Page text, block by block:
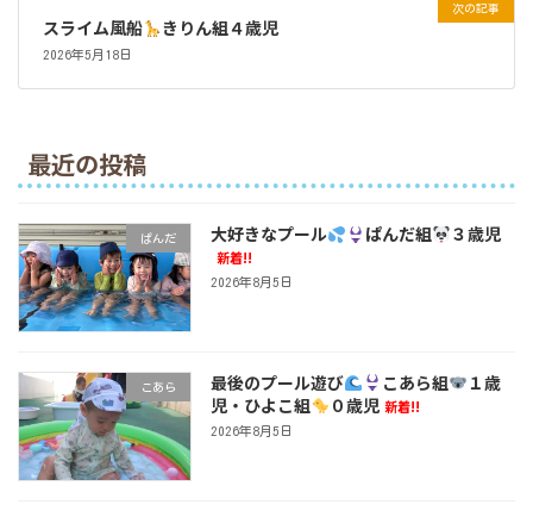
次の記事
スライム風船 きりん組４歳児
2026年5月18日
最近の投稿
ぱんだ 大好きなプール ぱんだ組 ３歳児
新着!!
2026年8月5日
こあら 最後のプール遊び こあら組
１歳
児・ひよこ組
０歳児 新着!!
2026年8月5日